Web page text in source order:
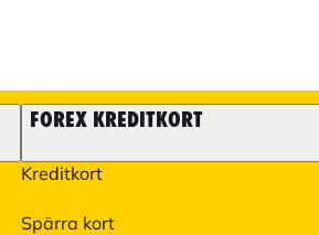
FOREX KREDITKORT
Kreditkort
Spärra kort